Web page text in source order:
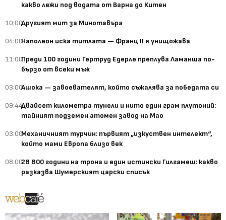
какво лежи под водата от Варна до Китен
10:00Другият мит за Минотавъра
04:00Наполеон иска титлата — Франц II я унищожава
11:00Преди 100 години Гертруд Едерле преплува Ламанша по-
бързо от всеки мъж
03:00Ашока — завоевателят, който съжалява за победата си
09:44Двайсет километра тунели и нито един грам плутоний:
тайният подземен атомен завод на Мао
03:00Механичният турчин: първият „изкуствен интелект“,
който мами Европа близо век
08:0028 800 години на трона и един истински Гилгамеш: какво
разказва Шумерският царски списък